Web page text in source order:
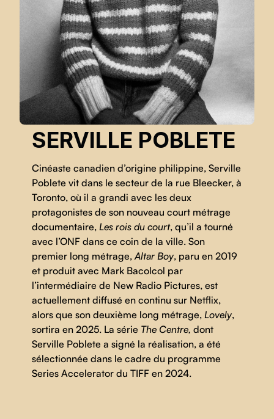
SERVILLE POBLETE
Cinéaste canadien d’origine philippine, Serville
Poblete vit dans le secteur de la rue Bleecker, à
Toronto, où il a grandi avec les deux
protagonistes de son nouveau court métrage
documentaire, Les rois du court, qu’il a tourné
avec l’ONF dans ce coin de la ville. Son
premier long métrage,Altar Boy, paru en 2019
et produit avec Mark Bacolcol par
l’intermédiaire de New Radio Pictures, est
actuellement diffusé en continu sur Netflix,
alors que son deuxième long métrage, Lovely,
sortira en 2025. La série The Centre, dont
Serville Poblete a signé la réalisation, a été
sélectionnée dans le cadre du programme
Series Accelerator du TIFF en 2024.